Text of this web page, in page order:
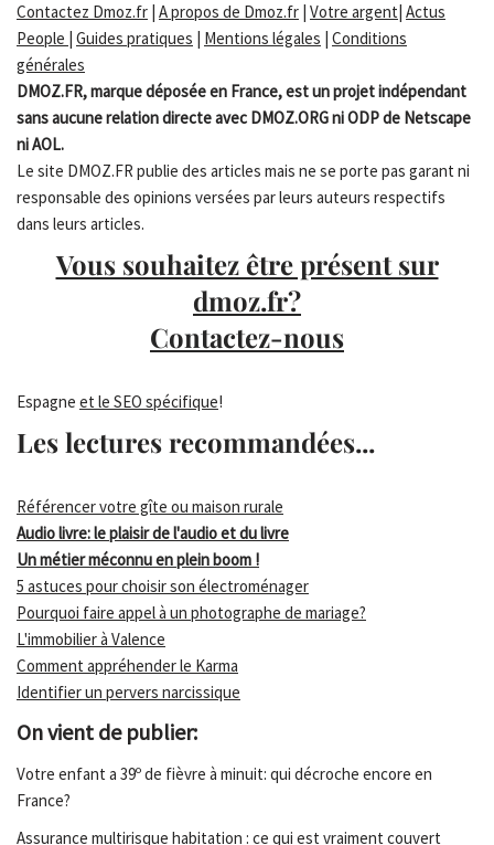
Contactez Dmoz.fr | A propos de Dmoz.fr | Votre argent| Actus
People | Guides pratiques | Mentions légales | Conditions
générales
DMOZ.FR, marque déposée en France, est un projet indépendant
sans aucune relation directe avec DMOZ.ORG ni ODP de Netscape
ni AOL.
Le site DMOZ.FR publie des articles mais ne se porte pas garant ni
responsable des opinions versées par leurs auteurs respectifs
dans leurs articles.
Vous souhaitez être présent sur
dmoz.fr?
Contactez-nous
Espagne et le SEO spécifique!
Les lectures recommandées...
Référencer votre gîte ou maison rurale
Audio livre: le plaisir de l'audio et du livre
Un métier méconnu en plein boom !
5 astuces pour choisir son électroménager
Pourquoi faire appel à un photographe de mariage?
L'immobilier à Valence
Comment appréhender le Karma
Identifier un pervers narcissique
On vient de publier:
Votre enfant a 39º de fièvre à minuit: qui décroche encore en
France?
Assurance multirisque habitation : ce qui est vraiment couvert